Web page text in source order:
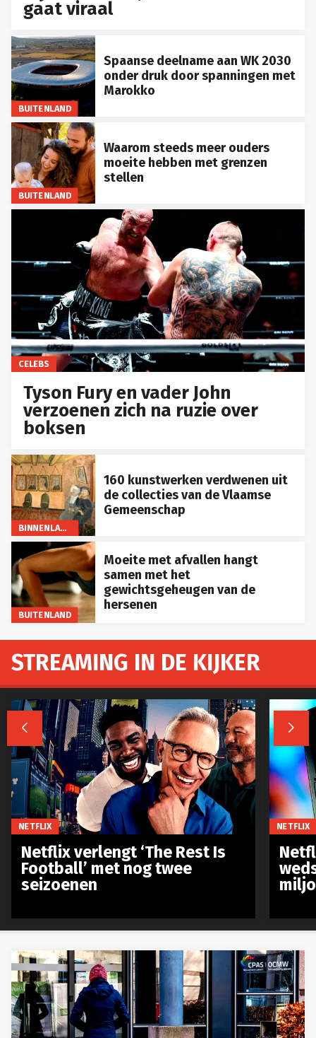
gaat viraal
BUITENLAND
Spaanse deelname aan WK 2030
onder druk door spanningen met
Marokko
BUITENLAND
Waarom steeds meer ouders
moeite hebben met grenzen
stellen
CELEBS
Tyson Fury en vader John
verzoenen zich na ruzie over
boksen
BINNENLAND
160 kunstwerken verdwenen uit
de collecties van de Vlaamse
Gemeenschap
BUITENLAND
Moeite met afvallen hangt
samen met het
gewichtsgeheugen van de
hersenen
STREAMING IN DE KIJKER
 
NETFLIX
Netflix verlengt ‘The Rest Is
Football’ met nog twee
seizoenen
NETFLIX